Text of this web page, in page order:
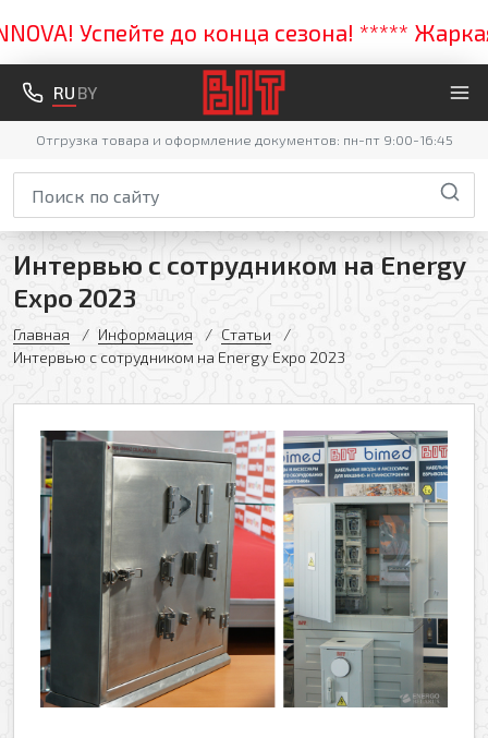
до конца сезона! ***** Жаркая
RU BY
Отгрузка товара и оформление документов: пн-пт 9:00-16:45
Интервью с сотрудником на Energy
Expo 2023
Главная Информация
Статьи
Интервью с сотрудником на Energy Expo 2023